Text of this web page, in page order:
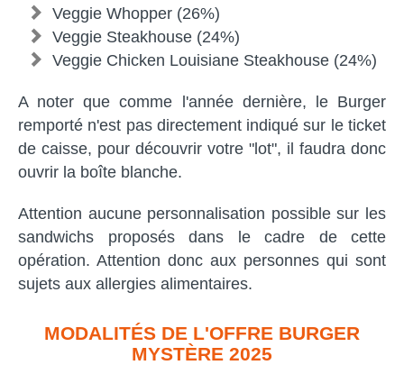
Veggie Whopper (26%)
Veggie Steakhouse (24%)
Veggie Chicken Louisiane Steakhouse (24%)
A noter que comme l'année dernière, le Burger
remporté n'est pas directement indiqué sur le ticket
de caisse, pour découvrir votre "lot", il faudra donc
ouvrir la boîte blanche.
Attention aucune personnalisation possible sur les
sandwichs proposés dans le cadre de cette
opération. Attention donc aux personnes qui sont
sujets aux allergies alimentaires.
MODALITÉS DE L'OFFRE BURGER
MYSTÈRE 2025